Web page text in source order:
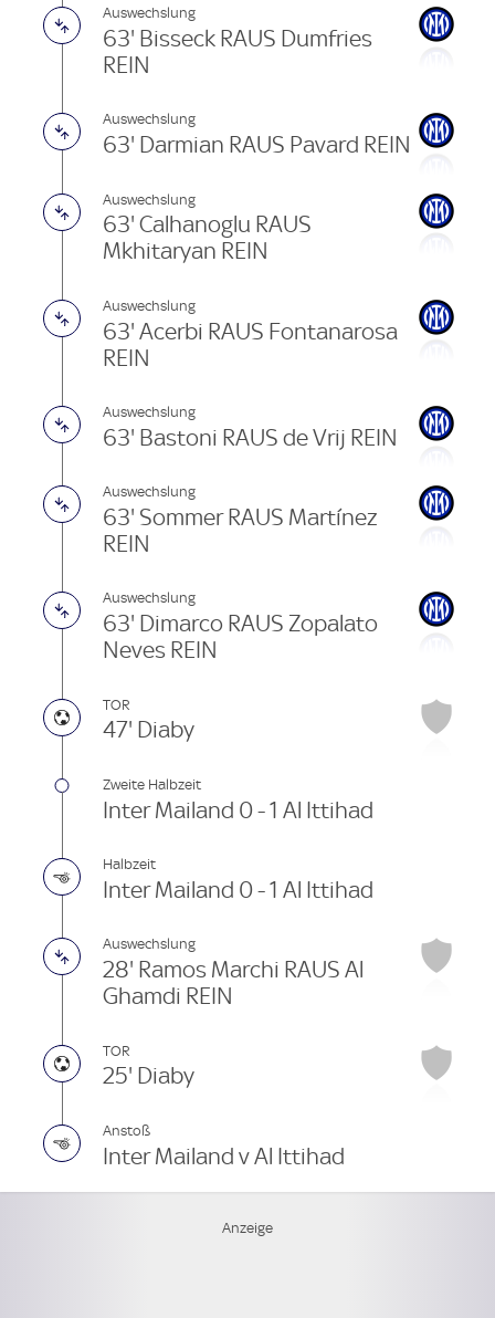
Auswechslung
63' Bisseck RAUS Dumfries
REIN
Auswechslung
63' Darmian RAUS Pavard REIN
Auswechslung
63' Calhanoglu RAUS
Mkhitaryan REIN
Auswechslung
63' Acerbi RAUS Fontanarosa
REIN
Auswechslung
63' Bastoni RAUS de Vrij REIN
Auswechslung
63' Sommer RAUS Martínez
REIN
Auswechslung
63' Dimarco RAUS Zopalato
Neves REIN
TOR
47' Diaby
Zweite Halbzeit
Inter Mailand 0 - 1 Al Ittihad
Halbzeit
Inter Mailand 0 - 1 Al Ittihad
Auswechslung
28' Ramos Marchi RAUS Al
Ghamdi REIN
TOR
25' Diaby
Anstoß
Inter Mailand v Al Ittihad